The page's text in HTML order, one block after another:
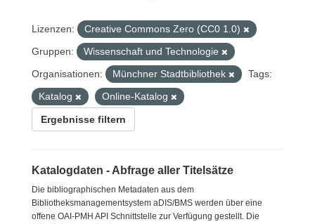
Lizenzen:
Creative Commons Zero (CC0 1.0)
Gruppen:
Wissenschaft und Technologie
Organisationen:
Münchner Stadtbibliothek
Tags:
Katalog
Online-Katalog
Ergebnisse filtern
Katalogdaten - Abfrage aller Titelsätze
Die bibliographischen Metadaten aus dem
Bibliotheksmanagementsystem aDIS/BMS werden über eine
offene OAI-PMH API Schnittstelle zur Verfügung gestellt. Die